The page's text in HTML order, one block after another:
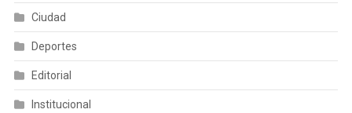
Ciudad
Deportes
Editorial
Institucional